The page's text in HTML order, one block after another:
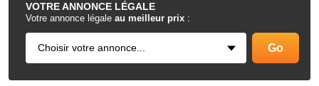
VOTREANNONCE LÉGALE
Votre annonce légale au meilleur prix :